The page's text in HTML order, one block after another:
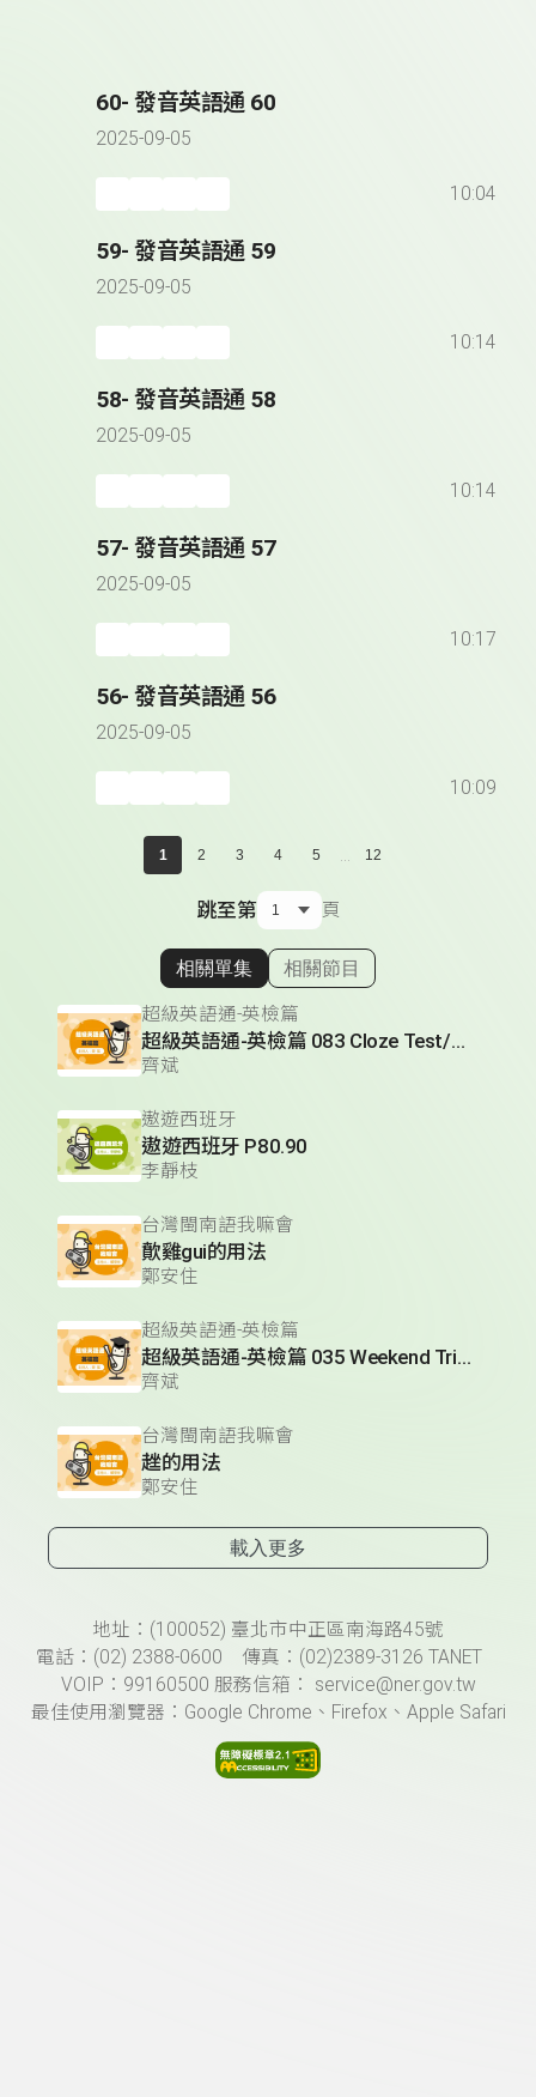
60- 發音英語通 60
2025-09-05
10:04
59- 發音英語通 59
2025-09-05
10:14
58- 發音英語通 58
2025-09-05
10:14
57- 發音英語通 57
2025-09-05
10:17
56- 發音英語通 56
2025-09-05
10:09
1 2 3 4 5 ... 12
跳至第 頁
顯示相關單集
相關單集 相關節目
超級英語通-英檢篇
超級英語通-英檢篇 083 Cloze Test/段落填空-13
齊斌
遨遊西班牙
遨遊西班牙 P80.90
李靜枝
台灣閩南語我嘛會
歕雞gui的用法
鄭安住
超級英語通-英檢篇
超級英語通-英檢篇 035 Weekend Trip- 週末旅遊
齊斌
台灣閩南語我嘛會
趖的用法
鄭安住
載入更多
頁尾資訊地址：(100052) 臺北市中正區南海路45號
電話：(02) 2388-0600 傳真：(02)2389-3126 TANET
VOIP：99160500 服務信箱： service@ner.gov.tw
最佳使用瀏覽器：Google Chrome、Firefox、Apple Safari